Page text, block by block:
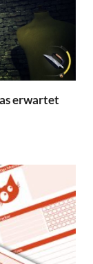
erwartet